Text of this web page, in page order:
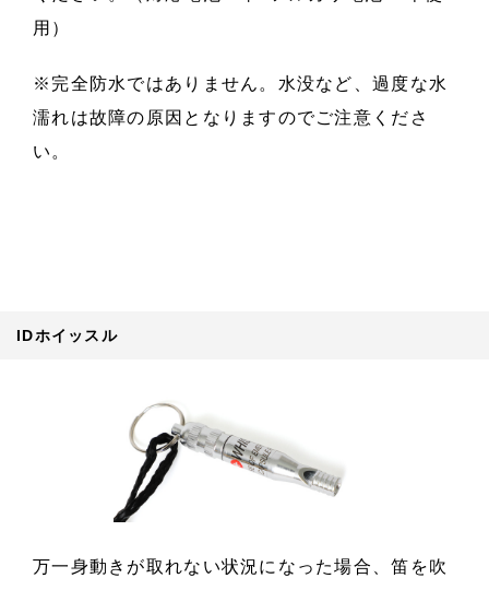
用）
※完全防水ではありません。水没など、過度な水
濡れは故障の原因となりますのでご注意くださ
い。
IDホイッスル
万一身動きが取れない状況になった場合、笛を吹